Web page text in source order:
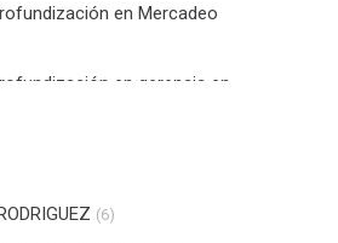
en Mercadeo
en gerencia en
de software para la
(3)
(6)